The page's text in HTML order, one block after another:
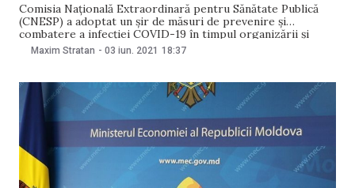
Comisia Națională Extraordinară pentru Sănătate Publică
(CNESP) a adoptat un șir de măsuri de prevenire și
combatere a infecției COVID-19 în timpul organizării și
desfășurării scrutinelor electorale. De asemenea, CNESP a
prevede măsuri de protecție obligatorie pentru alegători,
Maxim Stratan - 03 iun. 2021 18:37